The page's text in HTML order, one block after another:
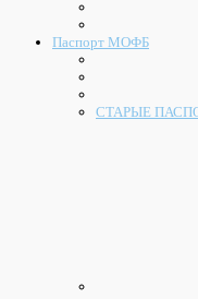
Паспорт МОФБ
СТАРЫЕ